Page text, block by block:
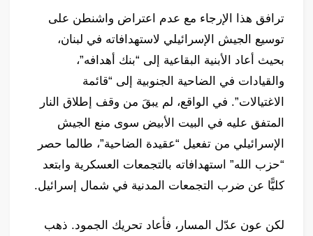
ترافق هذا الإرجاء مع عدم اعتراض واشنطن على
توسيع الجيش الإسرائيلي لاستهدافاته في لبنان،
بحيث أعاد الأبنية البقاعية إلى “بنك أهدافه”،
والقيادات في الضاحية الجنوبية إلى “قائمة
الاغتيالات”. في الواقع، لم يبقَ من وقف إطلاق النار
المتفق عليه في البيت الأبيض سوى منع الجيش
الإسرائيلي من تفعيل “عقيدة الضاحية”، طالما حصر
“حزب الله” استهدافاته بالتجمعات العسكرية وابتعد
كليًّا عن ضرب التجمعات المدنية في شمال إسرائيل.
لكن عون عدّل المسار، فأعاد تحريك الجمود. ذهب